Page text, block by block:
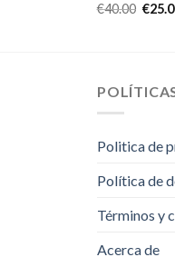
€40.00 €
Politica de
Política de
Términos y
Acerca de